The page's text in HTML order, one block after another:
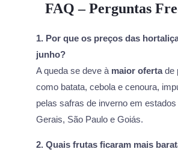
FAQ – Perguntas
1. Por que os preços das
junho?
A queda se deve à maior ofertade
como batata, cebola e cenoura,
pelas safras de inverno em
Gerais, São Paulo e Goiás.
2. Quais frutas ficaram mais